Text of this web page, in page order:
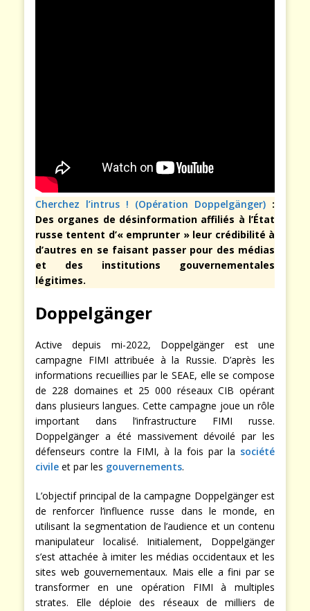
Cherchez l’intrus ! (Opération Doppelgänger) :
Des organes de désinformation affiliés à l’État
russe tentent d’« emprunter » leur crédibilité à
d’autres en se faisant passer pour des médias
et des institutions gouvernementales
légitimes.
Doppelgänger
Active depuis mi-2022, Doppelgänger est une
campagne FIMI attribuée à la Russie. D’après les
informations recueillies par le SEAE, elle se compose
de 228 domaines et 25 000 réseaux CIB opérant
dans plusieurs langues. Cette campagne joue un rôle
important dans l’infrastructure FIMI russe.
Doppelgänger a été massivement dévoilé par les
défenseurs contre la FIMI, à la fois par la société
civile et par les gouvernements.
L’objectif principal de la campagne Doppelgänger est
de renforcer l’influence russe dans le monde, en
utilisant la segmentation de l’audience et un contenu
manipulateur localisé. Initialement, Doppelgänger
s’est attachée à imiter les médias occidentaux et les
sites web gouvernementaux. Mais elle a fini par se
transformer en une opération FIMI à multiples
strates. Elle déploie des réseaux de milliers de